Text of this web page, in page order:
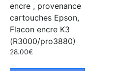
encre , provenance
cartouches Epson,
Flacon encre K3
(R3000/pro3880)
28.00€